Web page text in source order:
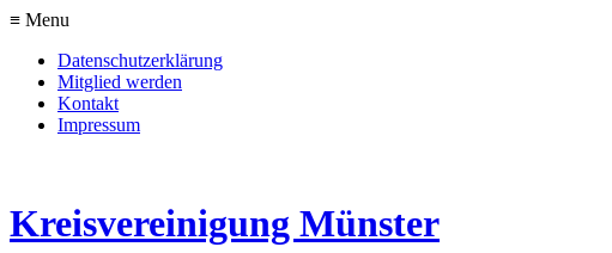
≡ Menu
Datenschutzerklärung
Mitglied werden
Kontakt
Impressum
Kreisvereinigung Münster